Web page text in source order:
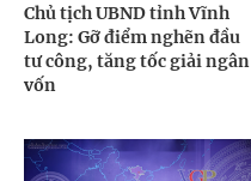
Chủ tịch UBND tỉnh Vĩnh
Long: Gỡ điểm nghẽn đầu
tư công, tăng tốc giải ngân
vốn